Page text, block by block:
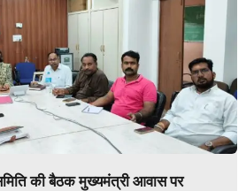
की बैठक मुख्यमंत्री आवास पर